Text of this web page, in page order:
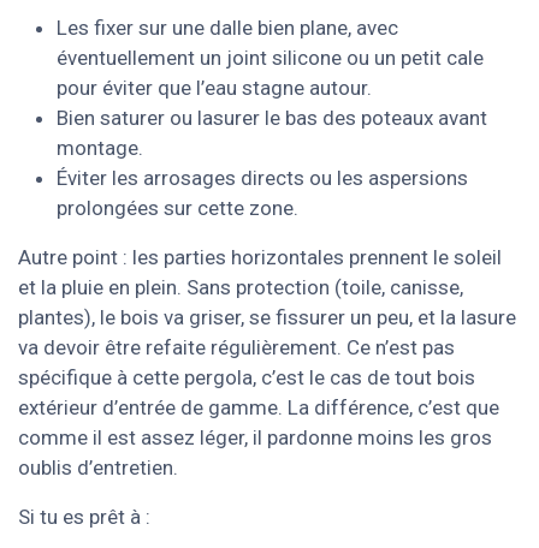
Les fixer sur une dalle bien plane, avec
éventuellement un joint silicone ou un petit cale
pour éviter que l’eau stagne autour.
Bien saturer ou lasurer le bas des poteaux avant
montage.
Éviter les arrosages directs ou les aspersions
prolongées sur cette zone.
Autre point : les parties horizontales prennent le soleil
et la pluie en plein. Sans protection (toile, canisse,
plantes), le bois va griser, se fissurer un peu, et la lasure
va devoir être refaite régulièrement. Ce n’est pas
spécifique à cette pergola, c’est le cas de tout bois
extérieur d’entrée de gamme. La différence, c’est que
comme il est assez léger, il pardonne moins les gros
oublis d’entretien.
Si tu es prêt à :